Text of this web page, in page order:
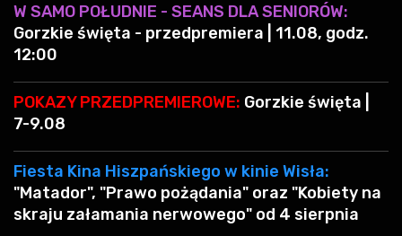
W SAMO POŁUDNIE - SEANS DLA SENIORÓW:
Gorzkie święta - przedpremiera | 11.08, godz.
12:00
POKAZY PRZEDPREMIEROWE: Gorzkie święta |
7-9.08
Fiesta Kina Hiszpańskiego w kinie Wisła:
"Matador", "Prawo pożądania" oraz "Kobiety na
skraju załamania nerwowego" od 4 sierpnia